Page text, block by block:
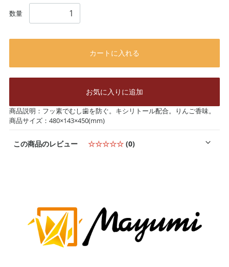
数量
カートに入れる
お気に入りに追加
商品説明：フッ素でむし歯を防ぐ。キシリトール配合。りんご香味。
商品サイズ：480×143×450(mm)
この商品のレビュー ☆☆☆☆☆ (0)